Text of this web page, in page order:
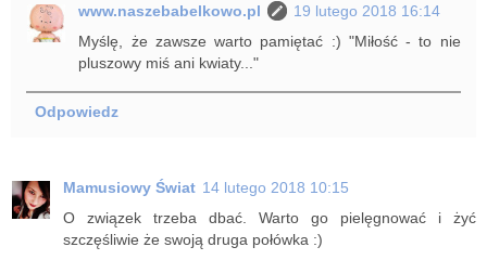
www.naszebabelkowo.pl
19 lutego 2018 16:14
Myślę, że zawsze warto pamiętać :) "Miłość - to nie
pluszowy miś ani kwiaty..."
Odpowiedz
Mamusiowy Świat 14 lutego 2018 10:15
O związek trzeba dbać. Warto go pielęgnować i żyć
szczęśliwie że swoją druga połówka :)